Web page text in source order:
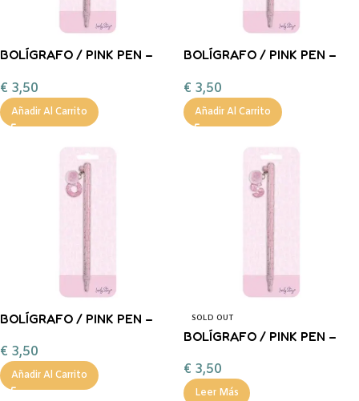
BOLÍGRAFO / PINK PEN –
€ 3,50
Añadir Al Carrito
BOLÍGRAFO / PINK PEN –
€ 3,50
Añadir Al Carrito
BOLÍGRAFO / PINK PEN –
€ 3,50
Añadir Al Carrito
SOLD OUT
BOLÍGRAFO / PINK PEN –
€ 3,50
Leer Más